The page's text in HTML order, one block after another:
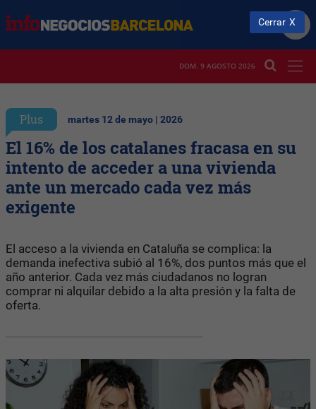
DOM. 9 AGOSTO 2026
Plus martes 12 de mayo | 2026
El 16% de los catalanes fracasa en su
intento de acceder a una vivienda
ante un mercado cada vez más
exigente
El acceso a la vivienda en Cataluña se complica: la
demanda inefectiva subió al 16%, dos puntos más que el
año anterior. Cada vez más ciudadanos no logran
comprar ni alquilar debido a la alta presión y la falta de
oferta.
Cerrar